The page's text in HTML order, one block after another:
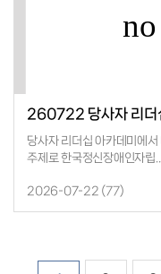
260722 당사자 리더
당사자 리더십 아카데미에
주제로 한국정신장애인자립...
2026-07-22 (77)